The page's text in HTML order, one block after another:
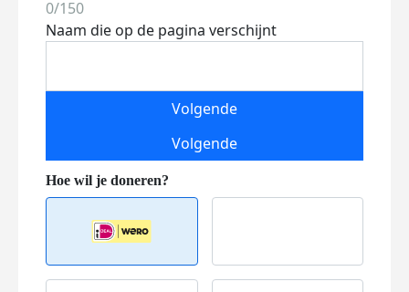
0/150
Naam die op de pagina verschijnt
Volgende
Volgende